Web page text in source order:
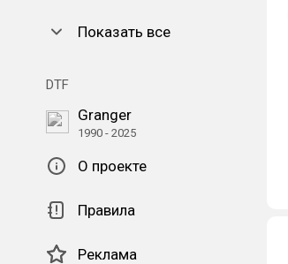
Показать все
DTF
Granger
1990 - 2025
О проекте
Правила
Реклама